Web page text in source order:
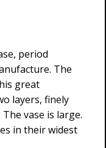
period
The
great
layers, finely
vase is large.
in their widest